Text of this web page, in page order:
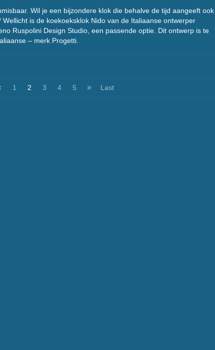
Wil je een bijzondere klok die behalve de tijd aangeeft ook
is de koekoeksklok Nido van de Italiaanse ontwerper
Ruspolini Design Studio, een passende optie. Dit ontwerp is te
– merk Progetti.
1 2 3 4 5 » Last